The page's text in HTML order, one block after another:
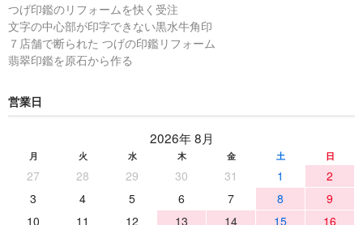
つげ印鑑のリフォームを快く受注
文字の中心部が印字できない黒水牛角印
７店舗で断られた つげの印鑑リフォーム
翡翠印鑑を原石から作る
営業日
2026年 8月
月 火 水 木 金 土 日
27 28 29 30 31 1
2
3
4 5 6 7 8
9
10
11 12 13 14 15
16